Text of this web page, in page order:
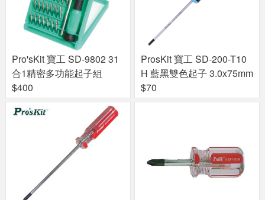
Pro'sKit 寶工 SD-9802 31
合1精密多功能起子組
$400
ProsKit 寶工 SD-200-T10
H 藍黑雙色起子 3.0x75mm
$70